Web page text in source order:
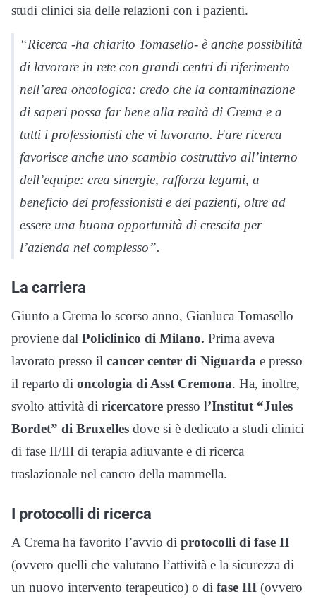
studi clinici sia delle relazioni con i pazienti.
“Ricerca -ha chiarito Tomasello- è anche possibilità
di lavorare in rete con grandi centri di riferimento
nell’area oncologica: credo che la contaminazione
di saperi possa far bene alla realtà di Crema e a
tutti i professionisti che vi lavorano. Fare ricerca
favorisce anche uno scambio costruttivo all’interno
dell’equipe: crea sinergie, rafforza legami, a
beneficio dei professionisti e dei pazienti, oltre ad
essere una buona opportunità di crescita per
l’azienda nel complesso”.
La carriera
Giunto a Crema lo scorso anno, Gianluca Tomasello
proviene dal Policlinico di Milano. Prima aveva
lavorato presso il cancer center di Niguarda e presso
il reparto di oncologia di Asst Cremona. Ha, inoltre,
svolto attività di ricercatore presso l’Institut “Jules
Bordet” di Bruxelles dove si è dedicato a studi clinici
di fase II/III di terapia adiuvante e di ricerca
traslazionale nel cancro della mammella.
I protocolli di ricerca
A Crema ha favorito l’avvio di protocolli di fase II
(ovvero quelli che valutano l’attività e la sicurezza di
un nuovo intervento terapeutico) o di fase III (ovvero